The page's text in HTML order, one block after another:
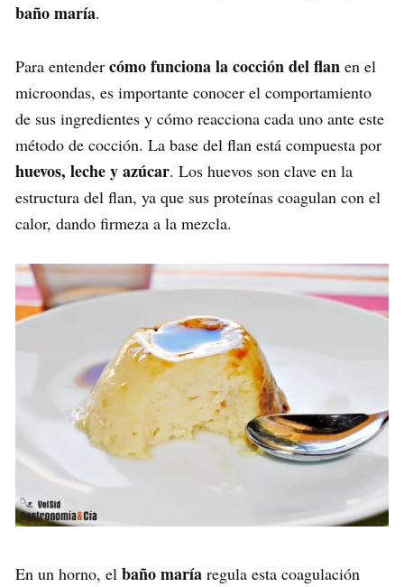
baño maría.
Para entender cómo funciona la cocción del flan en el
microondas, es importante conocer el comportamiento
de sus ingredientes y cómo reacciona cada uno ante este
método de cocción. La base del flan está compuesta por
huevos, leche y azúcar. Los huevos son clave en la
estructura del flan, ya que sus proteínas coagulan con el
calor, dando firmeza a la mezcla.
En un horno, el baño maría regula esta coagulación